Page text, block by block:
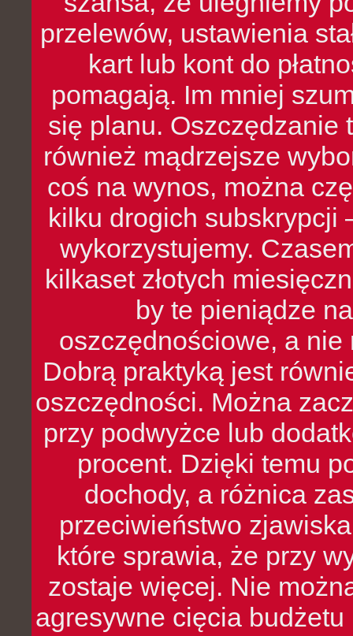
przelewów, ustawienia
kart lub kont do
pomagają. Im mniej
się planu. Oszczędzanie
również mądrzejsze
coś na wynos, można
kilku drogich subskrypcji
wykorzystujemy.
kilkaset złotych
by te pieniądze
oszczędnościowe, a nie
Dobrą praktyką jest
oszczędności. Można
przy podwyżce lub
procent. Dzięki temu
dochody, a różnica
przeciwieństwo
które sprawia, że przy
zostaje więcej. Nie
agresywne cięcia